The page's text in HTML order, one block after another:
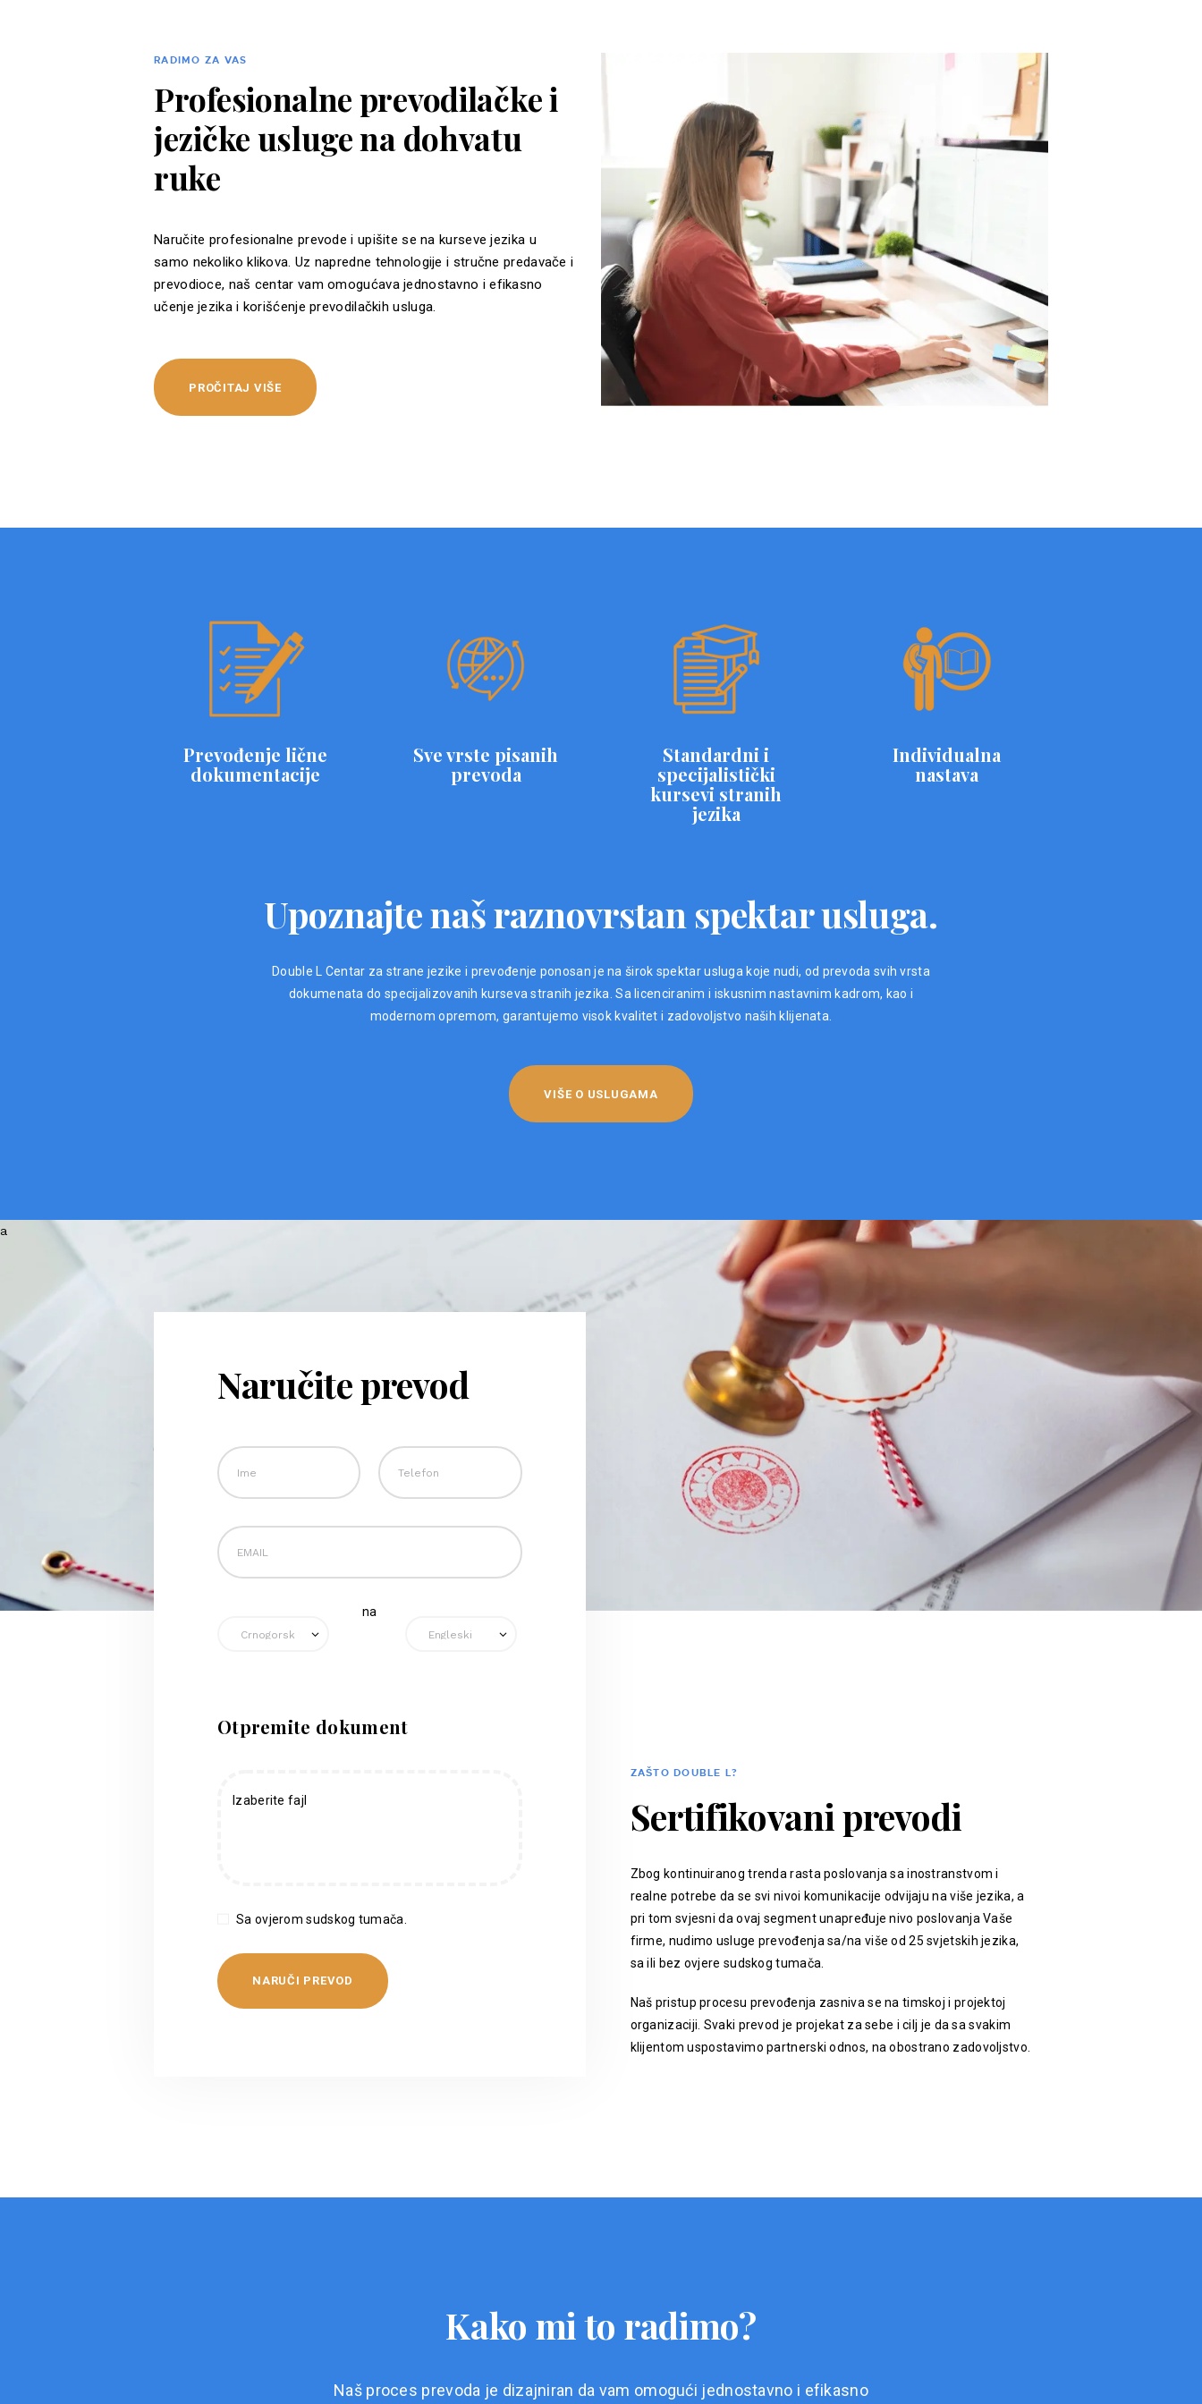
RADIMO ZA VAS
Profesionalne prevodilačke i
jezičke usluge na dohvatu
ruke
Naručite profesionalne prevode i upišite se na kurseve jezika u
samo nekoliko klikova. Uz napredne tehnologije i stručne predavače i
prevodioce, naš centar vam omogućava jednostavno i efikasno
učenje jezika i korišćenje prevodilačkih usluga.
PROČITAJ VIŠE
Prevođenje lične
dokumentacije
Sve vrste pisanih
prevoda
Standardni i
specijalistički
kursevi stranih
jezika
Individualna
nastava
Upoznajte naš raznovrstan spektar usluga.
Double L Centar za strane jezike i prevođenje ponosan je na širok spektar usluga koje nudi, od prevoda svih vrsta
dokumenata do specijalizovanih kurseva stranih jezika. Sa licenciranim i iskusnim nastavnim kadrom, kao i
modernom opremom, garantujemo visok kvalitet i zadovoljstvo naših klijenata.
VIŠE O USLUGAMA
Naručite prevod
na
Otpremite dokument
Izaberite fajl
Sa ovjerom sudskog tumača.
ZAŠTO DOUBLE L?
Sertifikovani prevodi
Zbog kontinuiranog trenda rasta poslovanja sa inostranstvom i
realne potrebe da se svi nivoi komunikacije odvijaju na više jezika, a
pri tom svjesni da ovaj segment unapređuje nivo poslovanja Vaše
firme, nudimo usluge prevođenja sa/na više od 25 svjetskih jezika,
sa ili bez ovjere sudskog tumača.
Naš pristup procesu prevođenja zasniva se na timskoj i projektoj
organizaciji. Svaki prevod je projekat za sebe i cilj je da sa svakim
klijentom uspostavimo partnerski odnos, na obostrano zadovoljstvo.
Kako mi to radimo?
Naš proces prevoda je dizajniran da vam omogući jednostavno i efikasno